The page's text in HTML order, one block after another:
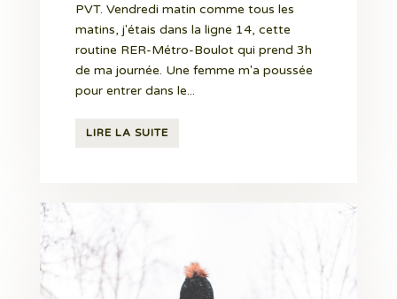
PVT. Vendredi matin comme tous les
matins, j'étais dans la ligne 14, cette
routine RER-Métro-Boulot qui prend 3h
de ma journée. Une femme m'a poussée
pour entrer dans le...
LIRE LA SUITE